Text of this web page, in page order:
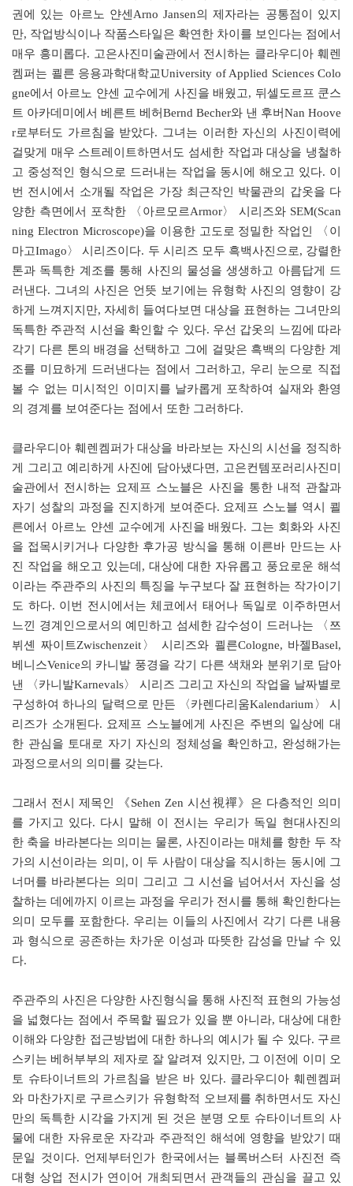
권에 있는 아르노 얀센Arno Jansen의 제자라는 공통점이 있지
만, 작업방식이나 작품스타일은 확연한 차이를 보인다는 점에서
매우 흥미롭다. 고은사진미술관에서 전시하는 클라우디아 훼렌
켐퍼는 쾰른 응용과학대학교University of Applied Sciences Colo
gne에서 아르노 얀센 교수에게 사진을 배웠고, 뒤셀도르프 쿤스
트 아카데미에서 베른트 베허Bernd Becher와 낸 후버Nan Hoove
r로부터도 가르침을 받았다. 그녀는 이러한 자신의 사진이력에
걸맞게 매우 스트레이트하면서도 섬세한 작업과 대상을 냉철하
고 중성적인 형식으로 드러내는 작업을 동시에 해오고 있다. 이
번 전시에서 소개될 작업은 가장 최근작인 박물관의 갑옷을 다
양한 측면에서 포착한 〈아르모르Armor〉 시리즈와 SEM(Scan
ning Electron Microscope)을 이용한 고도로 정밀한 작업인 〈이
마고Imago〉 시리즈이다. 두 시리즈 모두 흑백사진으로, 강렬한
톤과 독특한 계조를 통해 사진의 물성을 생생하고 아름답게 드
러낸다. 그녀의 사진은 언뜻 보기에는 유형학 사진의 영향이 강
하게 느껴지지만, 자세히 들여다보면 대상을 표현하는 그녀만의
독특한 주관적 시선을 확인할 수 있다. 우선 갑옷의 느낌에 따라
각기 다른 톤의 배경을 선택하고 그에 걸맞은 흑백의 다양한 계
조를 미묘하게 드러낸다는 점에서 그러하고, 우리 눈으로 직접
볼 수 없는 미시적인 이미지를 날카롭게 포착하여 실재와 환영
의 경계를 보여준다는 점에서 또한 그러하다.
클라우디아 훼렌켐퍼가 대상을 바라보는 자신의 시선을 정직하
게 그리고 예리하게 사진에 담아냈다면, 고은컨템포러리사진미
술관에서 전시하는 요제프 스노블은 사진을 통한 내적 관찰과
자기 성찰의 과정을 진지하게 보여준다. 요제프 스노블 역시 쾰
른에서 아르노 얀센 교수에게 사진을 배웠다. 그는 회화와 사진
을 접목시키거나 다양한 후가공 방식을 통해 이른바 만드는 사
진 작업을 해오고 있는데, 대상에 대한 자유롭고 풍요로운 해석
이라는 주관주의 사진의 특징을 누구보다 잘 표현하는 작가이기
도 하다. 이번 전시에서는 체코에서 태어나 독일로 이주하면서
느낀 경계인으로서의 예민하고 섬세한 감수성이 드러나는 〈쯔
뷔셴 짜이트Zwischenzeit〉 시리즈와 쾰른Cologne, 바젤Basel,
베니스Venice의 카니발 풍경을 각기 다른 색채와 분위기로 담아
낸 〈카니발Karnevals〉 시리즈 그리고 자신의 작업을 날짜별로
구성하여 하나의 달력으로 만든 〈카렌다리움Kalendarium〉 시
리즈가 소개된다. 요제프 스노블에게 사진은 주변의 일상에 대
한 관심을 토대로 자기 자신의 정체성을 확인하고, 완성해가는
과정으로서의 의미를 갖는다.
그래서 전시 제목인 《Sehen Zen 시선視禪》은 다층적인 의미
를 가지고 있다. 다시 말해 이 전시는 우리가 독일 현대사진의
한 축을 바라본다는 의미는 물론, 사진이라는 매체를 향한 두 작
가의 시선이라는 의미, 이 두 사람이 대상을 직시하는 동시에 그
너머를 바라본다는 의미 그리고 그 시선을 넘어서서 자신을 성
찰하는 데에까지 이르는 과정을 우리가 전시를 통해 확인한다는
의미 모두를 포함한다. 우리는 이들의 사진에서 각기 다른 내용
과 형식으로 공존하는 차가운 이성과 따뜻한 감성을 만날 수 있
다.
주관주의 사진은 다양한 사진형식을 통해 사진적 표현의 가능성
을 넓혔다는 점에서 주목할 필요가 있을 뿐 아니라, 대상에 대한
이해와 다양한 접근방법에 대한 하나의 예시가 될 수 있다. 구르
스키는 베허부부의 제자로 잘 알려져 있지만, 그 이전에 이미 오
토 슈타이너트의 가르침을 받은 바 있다. 클라우디아 훼렌켐퍼
와 마찬가지로 구르스키가 유형학적 오브제를 취하면서도 자신
만의 독특한 시각을 가지게 된 것은 분명 오토 슈타이너트의 사
물에 대한 자유로운 자각과 주관적인 해석에 영향을 받았기 때
문일 것이다. 언제부터인가 한국에서는 블록버스터 사진전 즉
대형 상업 전시가 연이어 개최되면서 관객들의 관심을 끌고 있